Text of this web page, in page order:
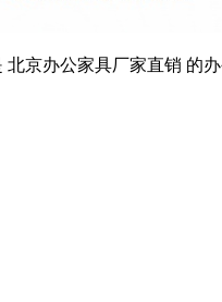
京办公家具厂家直销 的